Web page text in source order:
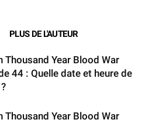
PLUS DE L'AUTEUR
Thousand Year Blood War
44 : Quelle date et heure de
Thousand Year Blood War